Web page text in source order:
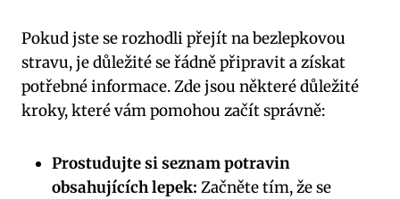
Pokud jste se rozhodli přejít na bezlepkovou
stravu, je důležité se řádně připravit a získat
potřebné informace. Zde jsou některé důležité
kroky, které vám pomohou začít správně:
Prostudujte si seznam potravin
obsahujících lepek: Začněte tím, že se